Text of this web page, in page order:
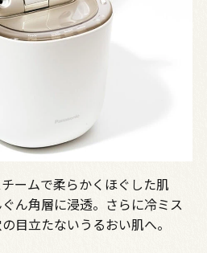
ームで柔らかくほぐした肌
ん角層に浸透。さらに冷ミス
目立たないうるおい肌へ。